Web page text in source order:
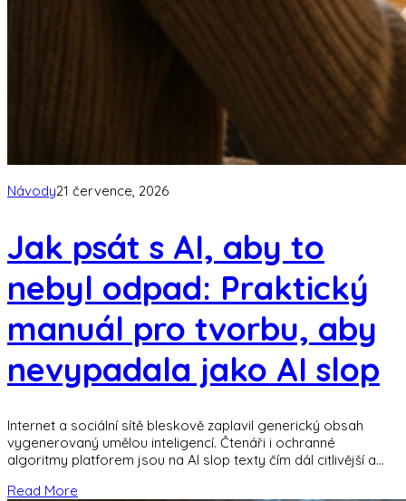
Návody21 července, 2026
Jak psát s AI, aby to
nebyl odpad: Praktický
manuál pro tvorbu, aby
nevypadala jako AI slop
Internet a sociální sítě bleskově zaplavil generický obsah
vygenerovaný umělou inteligencí. Čtenáři i ochranné
algoritmy platforem jsou na AI slop texty čím dál citlivější a
Read More